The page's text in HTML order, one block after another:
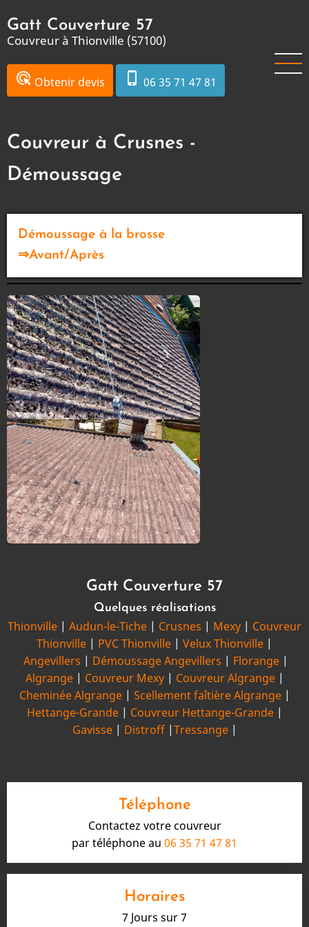
au
contenu
Gatt Couverture 57
Couvreur à Thionville (57100)
ads_click Obtenir devis phone_iphone 06 35 71 47 81
Couvreur à Crusnes -
Démoussage
Démoussage à la brosse
⇒Avant/Après
Gatt Couverture 57
Quelques réalisations
Thionville | Audun-le-Tiche | Crusnes | Mexy | Couvreur
Thionville | PVC Thionville | Velux Thionville |
Angevillers | Démoussage Angevillers | Florange |
Algrange| Couvreur Mexy| Couvreur Algrange|
Cheminée Algrange| Scellement faîtière Algrange|
Hettange-Grande| Couvreur Hettange-Grande|
Gavisse| Distroff|Tressange|
Téléphone
Contactez votre couvreur
par téléphone au 06 35 71 47 81
Horaires
7 Jours sur 7